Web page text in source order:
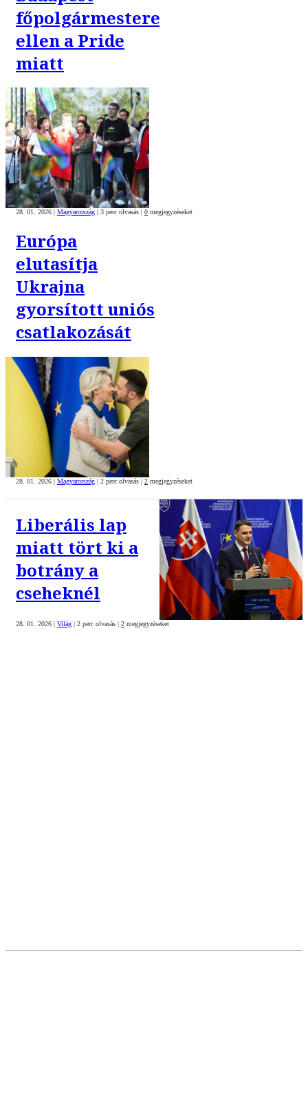
főpolgármestere
ellen a Pride
miatt
28. 01. 2026 Magyarország 3 perc olvasás 0 megjegyzéseket
Európa
elutasítja
Ukrajna
gyorsított uniós
csatlakozását
28. 01. 2026 | Magyarország | 2 perc olvasás | 2 megjegyzéseket
Liberális lap
miatt tört ki a
botrány a
cseheknél
28. 01. 2026 | Világ | 2 perc olvasás | 2 megjegyzéseket